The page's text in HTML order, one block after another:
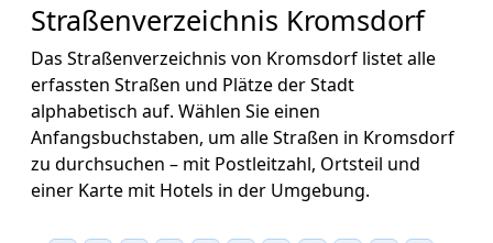
Straßenverzeichnis Kromsdorf
Das Straßenverzeichnis von Kromsdorf listet alle
erfassten Straßen und Plätze der Stadt
alphabetisch auf. Wählen Sie einen
Anfangsbuchstaben, um alle Straßen in Kromsdorf
zu durchsuchen – mit Postleitzahl, Ortsteil und
einer Karte mit Hotels in der Umgebung.